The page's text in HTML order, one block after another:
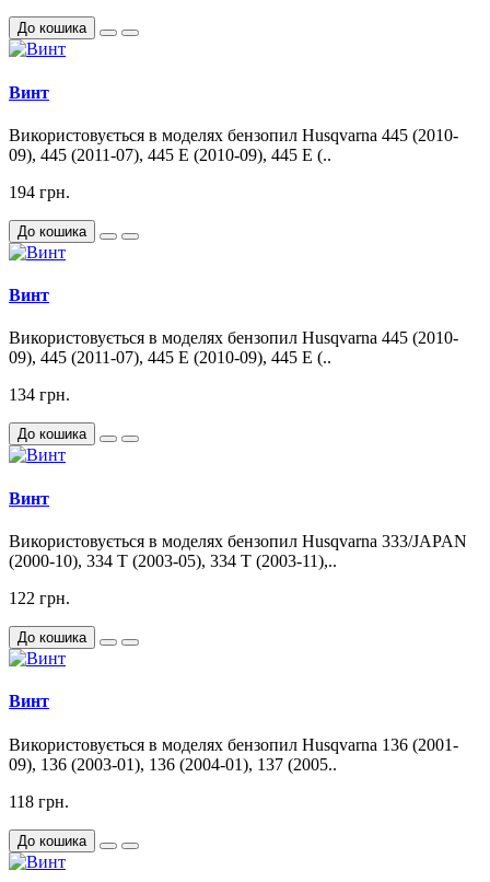
До кошика
Винт
Використовується в моделях бензопил Husqvarna 445 (2010-
09), 445 (2011-07), 445 E (2010-09), 445 E (..
194 грн.
До кошика
Винт
Використовується в моделях бензопил Husqvarna 445 (2010-
09), 445 (2011-07), 445 E (2010-09), 445 E (..
134 грн.
До кошика
Винт
Використовується в моделях бензопил Husqvarna 333/JAPAN
(2000-10), 334 T (2003-05), 334 T (2003-11),..
122 грн.
До кошика
Винт
Використовується в моделях бензопил Husqvarna 136 (2001-
09), 136 (2003-01), 136 (2004-01), 137 (2005..
118 грн.
До кошика